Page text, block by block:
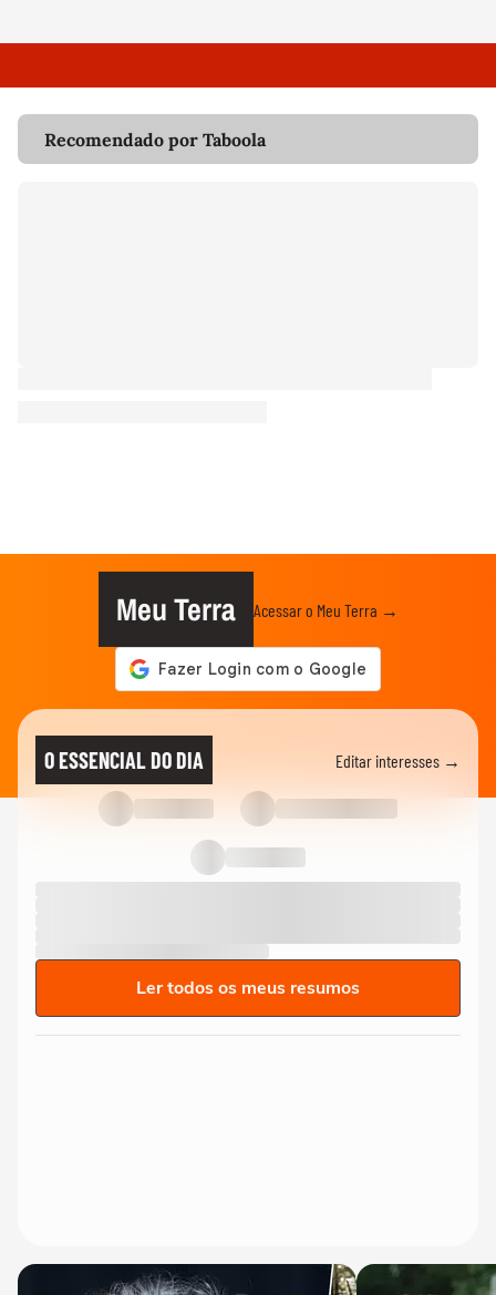
Recomendado por Taboola
Meu Terra Acessar o Meu Terra →
O ESSENCIAL DO DIA Editar interesses →
Ler todos os meus resumos